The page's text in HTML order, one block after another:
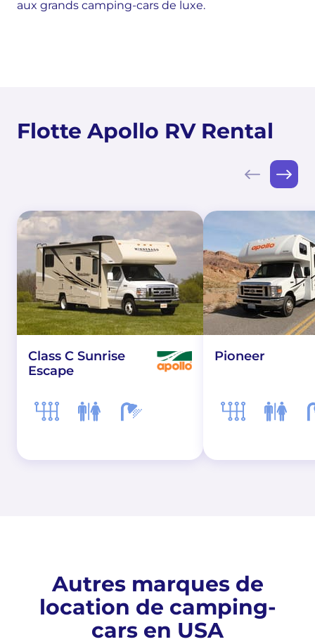
aux grands camping-cars de luxe.
Flotte Apollo RV Rental
Class C Sunrise
Escape
Pioneer
Autres marques de
location de camping-
cars en USA